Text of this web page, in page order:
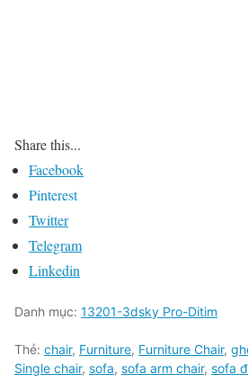
Share this...
Facebook
Pinterest
Twitter
Telegram
Linkedin
Danh mục: 13201-3dsky Pro-Ditim
Thẻ: chair, Furniture, Furniture Chair,
Single chair, sofa, sofa arm chair, sofa